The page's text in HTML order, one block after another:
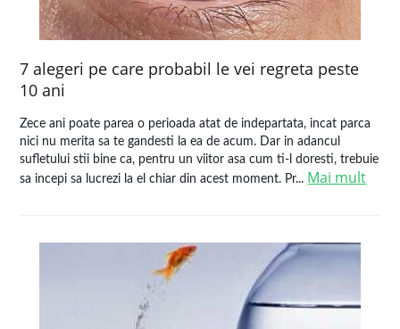
7 alegeri pe care probabil le vei regreta peste
10 ani
Zece ani poate parea o perioada atat de indepartata, incat parca
nici nu merita sa te gandesti la ea de acum. Dar in adancul
sufletului stii bine ca, pentru un viitor asa cum ti-l doresti, trebuie
sa incepi sa lucrezi la el chiar din acest moment. Pr... Mai mult